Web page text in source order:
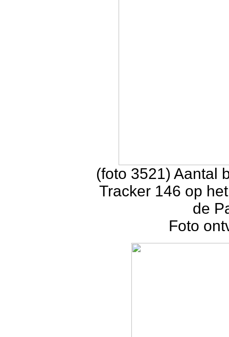
(foto 3521) Aantal
Tracker 146 op
de
Foto